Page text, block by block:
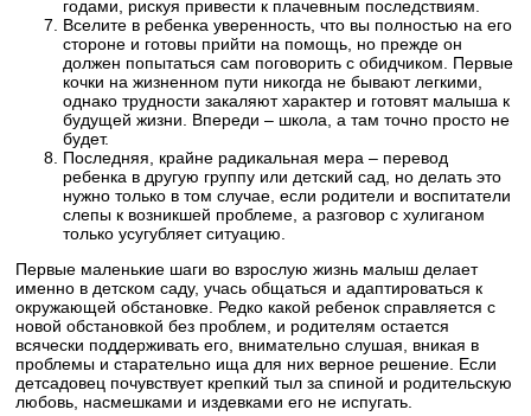
годами, рискуя привести к плачевным последствиям.
Вселите в ребенка уверенность, что вы полностью на его
стороне и готовы прийти на помощь, но прежде он
должен попытаться сам поговорить с обидчиком. Первые
кочки на жизненном пути никогда не бывают легкими,
однако трудности закаляют характер и готовят малыша к
будущей жизни. Впереди – школа, а там точно просто не
будет.
Последняя, крайне радикальная мера – перевод
ребенка в другую группу или детский сад, но делать это
нужно только в том случае, если родители и воспитатели
слепы к возникшей проблеме, а разговор с хулиганом
только усугубляет ситуацию.
Первые маленькие шаги во взрослую жизнь малыш делает
именно в детском саду, учась общаться и адаптироваться к
окружающей обстановке. Редко какой ребенок справляется с
новой обстановкой без проблем, и родителям остается
всячески поддерживать его, внимательно слушая, вникая в
проблемы и старательно ища для них верное решение. Если
детсадовец почувствует крепкий тыл за спиной и родительскую
любовь, насмешками и издевками его не испугать.